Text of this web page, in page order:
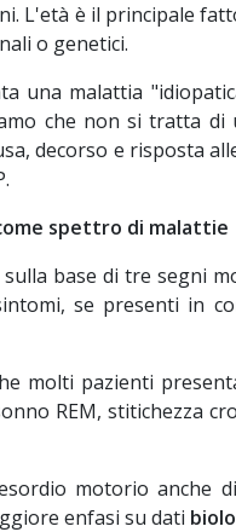
L'età è il principale
o genetici.
una malattia
che non si tratta
decorso e risposta
spettro di malattie
base di tre segni
se presenti in
molti pazienti
REM, stitichezza
motorio
enfasi su dati